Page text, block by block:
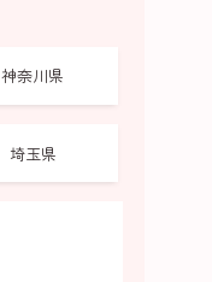
神奈川県
埼玉県